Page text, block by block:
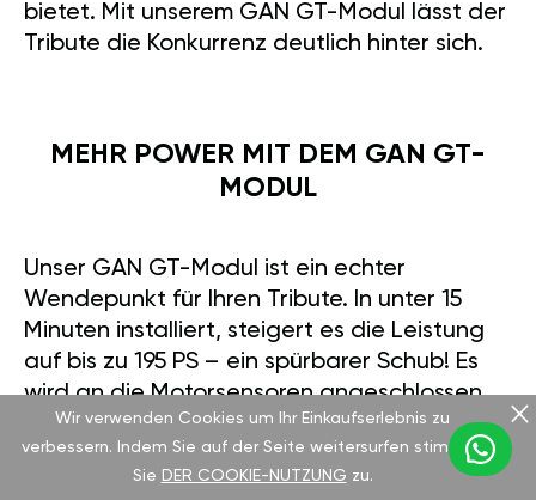
bietet. Mit unserem GAN GT-Modul lässt der
Tribute die Konkurrenz deutlich hinter sich.
MEHR POWER MIT DEM GAN GT-
MODUL
Unser GAN GT-Modul ist ein echter
Wendepunkt für Ihren Tribute. In unter 15
Minuten installiert, steigert es die Leistung
auf bis zu 195 PS – ein spürbarer Schub! Es
wird an die Motorsensoren angeschlossen,
bleibt innerhalb der Werksgrenzen sicher
und lässt sich per mobiler App steuern. Ob
sportliches Fahren oder sparsamer Eco-
Wir verwenden Cookies um Ihr Einkaufserlebnis zu
verbessern. Indem Sie auf der Seite weitersurfen stimmen
Sie DER COOKIE-NUTZUNG zu.